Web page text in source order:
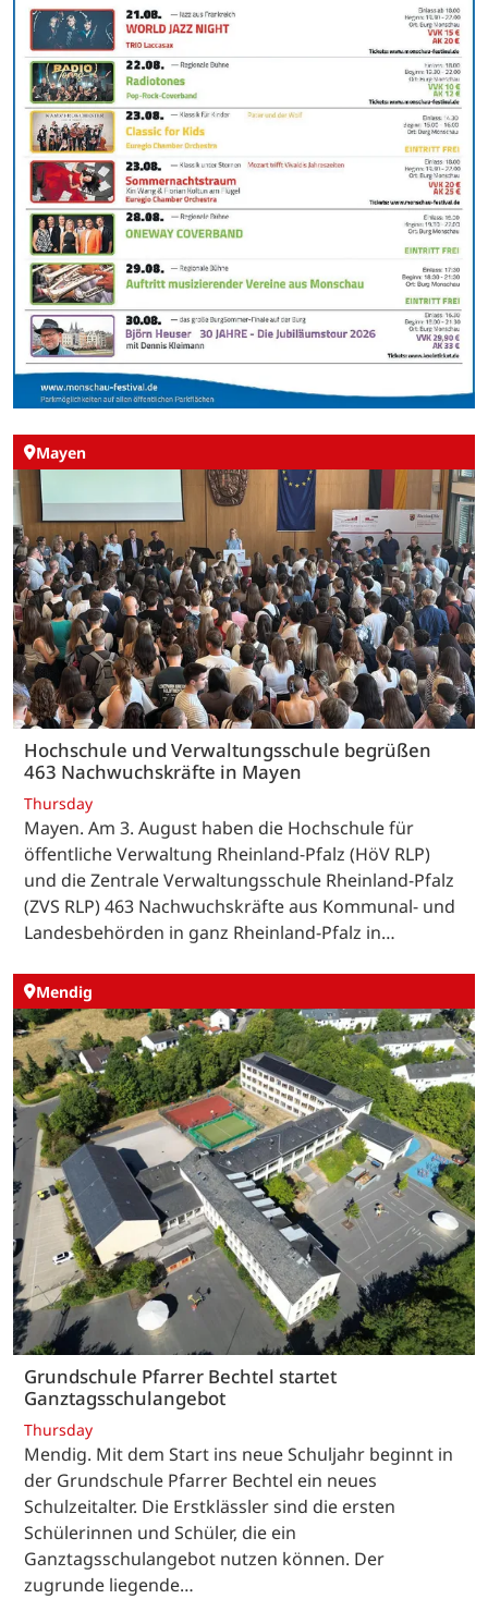
Mayen
Hochschule und Verwaltungsschule begrüßen
463 Nachwuchskräfte in Mayen
Thursday
Mayen. Am 3. August haben die Hochschule für
öffentliche Verwaltung Rheinland-Pfalz (HöV RLP)
und die Zentrale Verwaltungsschule Rheinland-Pfalz
(ZVS RLP) 463 Nachwuchskräfte aus Kommunal- und
Landesbehörden in ganz Rheinland-Pfalz in…
Mendig
Grundschule Pfarrer Bechtel startet
Ganztagsschulangebot
Thursday
Mendig. Mit dem Start ins neue Schuljahr beginnt in
der Grundschule Pfarrer Bechtel ein neues
Schulzeitalter. Die Erstklässler sind die ersten
Schülerinnen und Schüler, die ein
Ganztagsschulangebot nutzen können. Der
zugrunde liegende…